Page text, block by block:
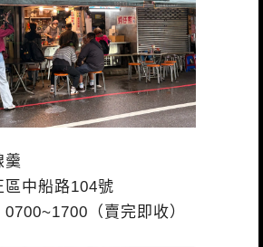
羹
區中船路104號
（賣完即收）